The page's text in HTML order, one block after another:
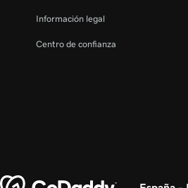
Información legal
Centro de confianza